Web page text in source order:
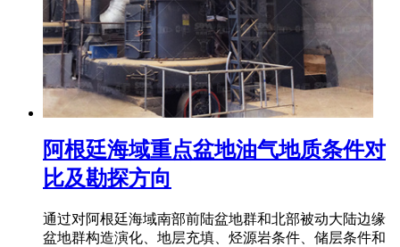
阿根廷海域重点盆地油气地质条件对
比及勘探方向
通过对阿根廷海域南部前陆盆地群和北部被动大陆边缘
盆地群构造演化、地层充填、烃源岩条件、储层条件和